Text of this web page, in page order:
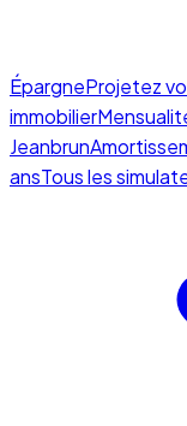
ÉpargneProjetez
immobilier
Jeanbrun
ansTous les